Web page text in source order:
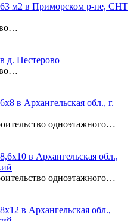
м2 в Приморском р-не, СНТ
во…
д. Нестерово
во…
в Архангельская обл., г.
одноэтажного…
в Архангельская обл.,
одноэтажного…
в Архангельская обл.,